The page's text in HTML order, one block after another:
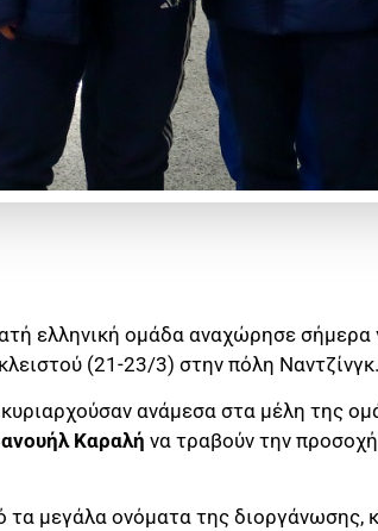
ελληνική ομάδα αναχώρησε σήμερα
(21-23/3) στην πόλη Ναντζίνγκ.
ανάμεσα στα μέλη της
Καραλή να τραβούν την
τα μεγάλα ονόματα της διοργάνωσης,